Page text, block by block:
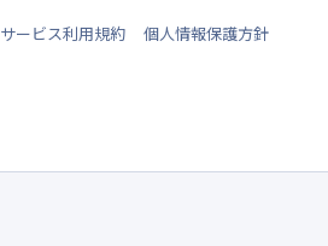
サービス利用規約
個人情報保護方針